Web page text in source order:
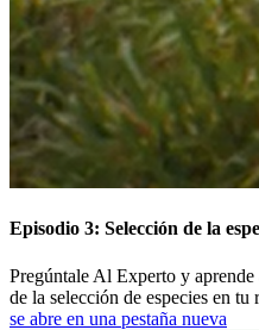
Episodio 3: Selección de la
Pregúntale Al Experto y
de la selección de especies en
se abre en una pestaña nueva